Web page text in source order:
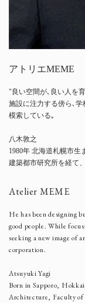
アトリエMEME
"良い空間が､良い人を
施設に注力する傍ら､
模索している｡
八木敦之
1980年 北海道札幌市生
建築都市研究所を経て
Atelier MEME
He has been designing
good people. While
seeking a new image of
corporation.
Atsuyuki Yagi
Born in Sapporo,
Architecture, Faculty